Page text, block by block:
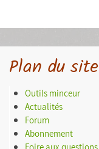
Plan du site
Outils minceur
Actualités
Forum
Abonnement